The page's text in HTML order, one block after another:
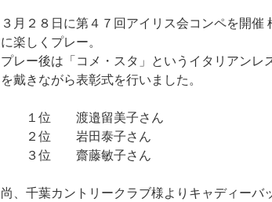
３月２８日に第４７回アイリス会コンペを開
に楽しくプレー。
プレー後は「コメ・スタ」というイタリアンレ
を戴きながら表彰式を行いました。
１位 渡邉留美子さん
２位 岩田泰子さん
３位 齋藤敏子さん
尚、千葉カントリークラブ様よりキャディーバ